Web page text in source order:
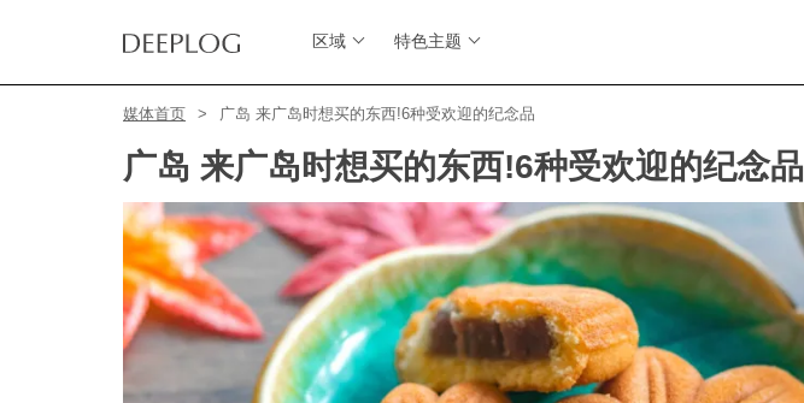
区域 特色主题
媒体首页 广岛 来广岛时想买的东西!6种受欢迎的纪念品
广岛 来广岛时想买的东西!6种受欢迎的纪念品